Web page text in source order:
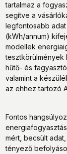
tartalmaz a
segítve a
legfontosabb
(kWh/annum)
modellek
tesztkörülmények
hűtő- és
valamint a
az ehhez tartozó
Fontos
mért, becsült
tényező